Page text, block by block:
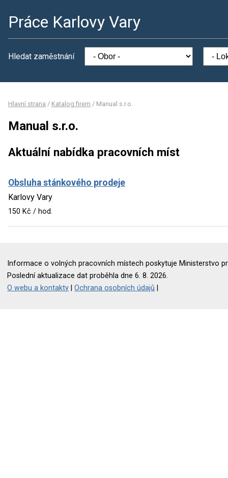
Práce Karlovy Vary
Hledat zaměstnání
Hlavní strana / Katalog firem / Manual s.r.o.
Manual s.r.o.
Aktuální nabídka pracovních míst
Obsluha stánkového prodeje
Karlovy Vary
150 Kč / hod.
Informace o volných pracovních místech poskytuje Ministerstvo
Poslední aktualizace dat proběhla dne 6. 8. 2026.
O webu a kontakty |Ochrana osobních údajů